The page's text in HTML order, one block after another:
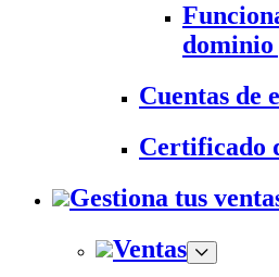
Cuentas de
Certificado
Gestiona tus
Ventas